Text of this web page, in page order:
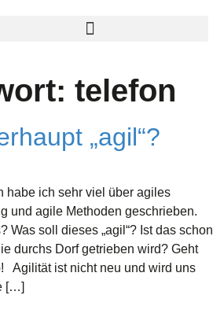
telefon
„agil“?
habe ich sehr viel über agiles
und agile Methoden geschrieben.
Was soll dieses „agil“? Ist das schon
durchs Dorf getrieben wird? Geht
Agilität ist nicht neu und wird uns
[…]